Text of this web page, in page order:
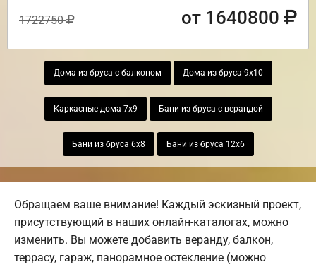
1722750 от 1640800
Дома из бруса с балконом Дома из бруса 9х10
Каркасные дома 7х9 Бани из бруса с верандой
Бани из бруса 6х8 Бани из бруса 12х6
Обращаем ваше внимание! Каждый эскизный проект,
присутствующий в наших онлайн-каталогах, можно
изменить. Вы можете добавить веранду, балкон,
террасу, гараж, панорамное остекление (можно